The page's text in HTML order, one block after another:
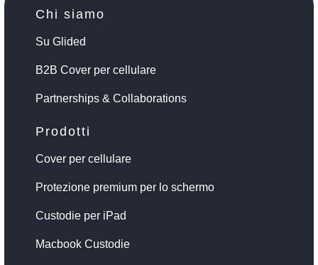
Chi siamo
Su Glided
B2B Cover per cellulare
Partnerships & Collaborations
Prodotti
Cover per cellulare
Protezione premium per lo schermo
Custodie per iPad
Macbook Custodie